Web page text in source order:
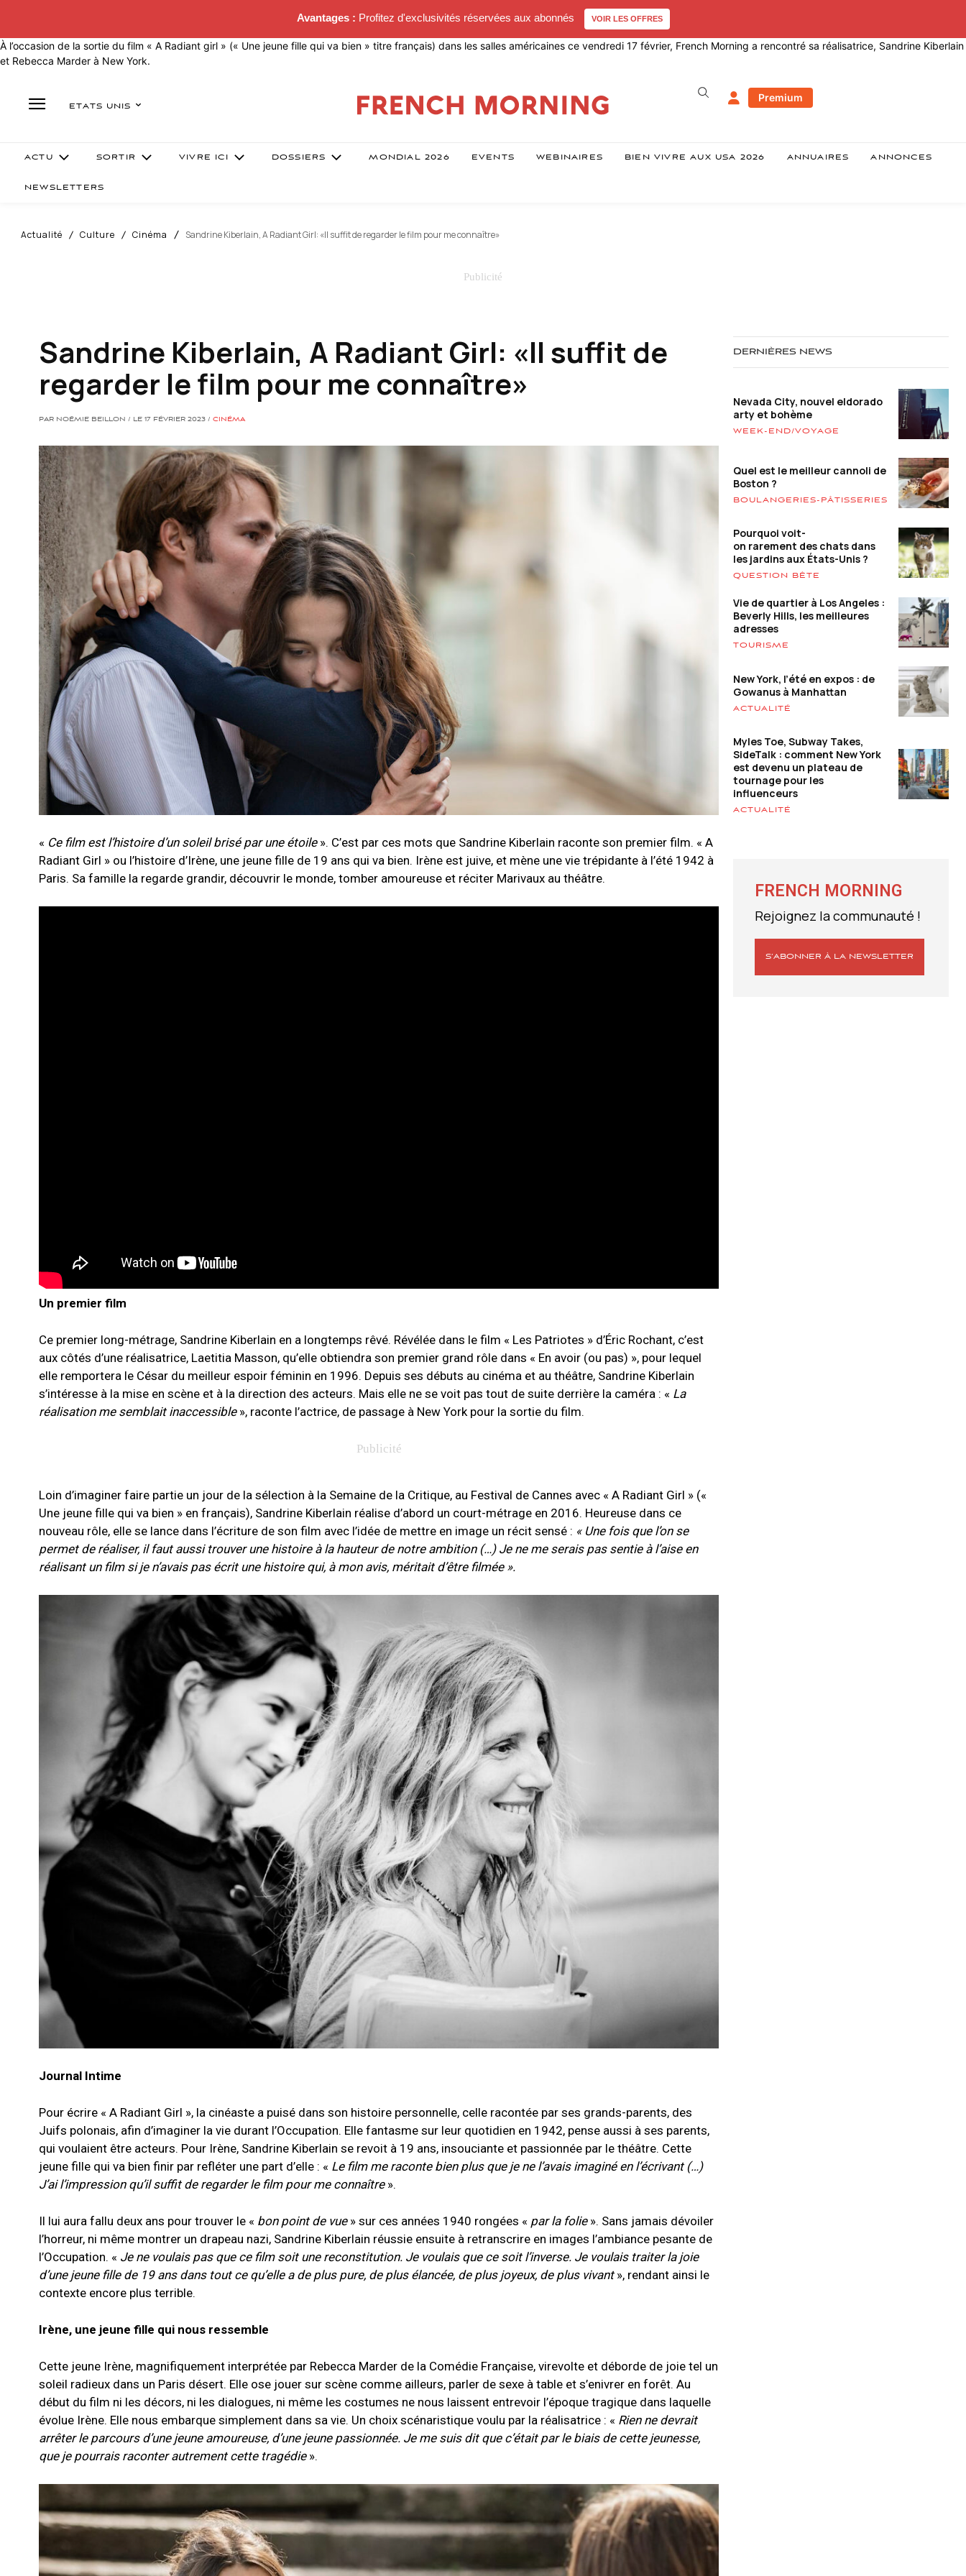
Avantages : Profitez d'exclusivités réservées aux abonnés VOIR LES OFFRES
À l’occasion de la sortie du film « A Radiant girl » (« Une jeune fille qui va bien » titre français) dans les salles américaines ce vendredi 17 février, French Morning a rencontré sa réalisatrice, Sandrine Kiberlain
et Rebecca Marder à New York.
ETATS UNIS
Premium
ACTU SORTIR VIVRE ICI DOSSIERS MONDIAL 2026 EVENTS WEBINAIRES BIEN VIVRE AUX USA 2026 ANNUAIRES ANNONCES
NEWSLETTERS
Actualité Culture Cinéma Sandrine Kiberlain, A Radiant Girl: «Il suffit de regarder le film pour me connaître»
Sandrine Kiberlain, A Radiant Girl: «Il suffit de
regarder le film pour me connaître»
PAR NOËMIE BEILLON / LE 17 FÉVRIER 2023 / CINÉMA
« Ce film est l’histoire d’un soleil brisé par une étoile». C’est par ces mots que Sandrine Kiberlain raconte son premier film. « A
Radiant Girl » ou l’histoire d’Irène, une jeune fille de 19 ans qui va bien. Irène est juive, et mène une vie trépidante à l’été 1942 à
Paris. Sa famille la regarde grandir, découvrir le monde, tomber amoureuse et réciter Marivaux au théâtre.
Un premier film
Ce premier long-métrage, Sandrine Kiberlain en a longtemps rêvé. Révélée dans le film « Les Patriotes » d’Éric Rochant, c’est
aux côtés d’une réalisatrice, Laetitia Masson, qu’elle obtiendra son premier grand rôle dans « En avoir (ou pas) », pour lequel
elle remportera le César du meilleur espoir féminin en 1996. Depuis ses débuts au cinéma et au théâtre, Sandrine Kiberlain
s’intéresse à la mise en scène et à la direction des acteurs. Mais elle ne se voit pas tout de suite derrière la caméra : « La
réalisation me semblait inaccessible», raconte l’actrice, de passage à New York pour la sortie du film.
Loin d’imaginer faire partie un jour de la sélection à la Semaine de la Critique, au Festival de Cannes avec « A Radiant Girl » («
Une jeune fille qui va bien » en français), Sandrine Kiberlain réalise d’abord un court-métrage en 2016. Heureuse dans ce
nouveau rôle, elle se lance dans l’écriture de son film avec l’idée de mettre en image un récit sensé : « Une fois que l’on se
permet de réaliser, il faut aussi trouver une histoire à la hauteur de notre ambition (…) Je ne me serais pas sentie à l’aise en
réalisant un film si je n’avais pas écrit une histoire qui, à mon avis, méritait d’être filmée ».
Journal Intime
Pour écrire « A Radiant Girl », la cinéaste a puisé dans son histoire personnelle, celle racontée par ses grands-parents, des
Juifs polonais, afin d’imaginer la vie durant l’Occupation. Elle fantasme sur leur quotidien en 1942, pense aussi à ses parents,
qui voulaient être acteurs. Pour Irène, Sandrine Kiberlain se revoit à 19 ans, insouciante et passionnée par le théâtre. Cette
jeune fille qui va bien finir par refléter une part d’elle : « Le film me raconte bien plus que je ne l’avais imaginé en l’écrivant (…)
J’ai l’impression qu’il suffit de regarder le film pour me connaître».
Il lui aura fallu deux ans pour trouver le « bon point de vue» sur ces années 1940 rongées « par la folie». Sans jamais dévoiler
l’horreur, ni même montrer un drapeau nazi, Sandrine Kiberlain réussie ensuite à retranscrire en images l’ambiance pesante de
l’Occupation. « Je ne voulais pas que ce film soit une reconstitution. Je voulais que ce soit l’inverse. Je voulais traiter la joie
d’une jeune fille de 19 ans dans tout ce qu’elle a de plus pure, de plus élancée, de plus joyeux, de plus vivant», rendant ainsi le
contexte encore plus terrible.
Irène, une jeune fille qui nous ressemble
Cette jeune Irène, magnifiquement interprétée par Rebecca Marder de la Comédie Française, virevolte et déborde de joie tel un
soleil radieux dans un Paris désert. Elle ose jouer sur scène comme ailleurs, parler de sexe à table et s’enivrer en forêt. Au
début du film ni les décors, ni les dialogues, ni même les costumes ne nous laissent entrevoir l’époque tragique dans laquelle
évolue Irène. Elle nous embarque simplement dans sa vie. Un choix scénaristique voulu par la réalisatrice : « Rien ne devrait
arrêter le parcours d’une jeune amoureuse, d’une jeune passionnée. Je me suis dit que c’était par le biais de cette jeunesse,
que je pourrais raconter autrement cette tragédie ».
DERNIÈRES NEWS
Nevada City, nouvel eldorado
arty et bohème
WEEK-END/VOYAGE
Quel est le meilleur cannoli de
Boston ?
BOULANGERIES-PÂTISSERIES
Pourquoi voit-
on rarement des chats dans
les jardins aux États-Unis ?
QUESTION BÊTE
Vie de quartier à Los Angeles :
Beverly Hills, les meilleures
adresses
TOURISME
New York, l’été en expos : de
Gowanus à Manhattan
ACTUALITÉ
Myles Toe, Subway Takes,
SideTalk : comment New York
est devenu un plateau de
tournage pour les
influenceurs
ACTUALITÉ
FRENCH MORNING
Rejoignez la communauté !
S’ABONNER À LA NEWSLETTER